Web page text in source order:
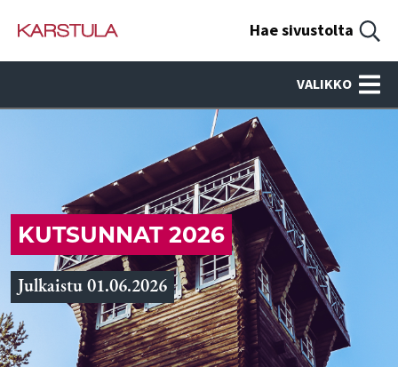
Hae sivustolta
VALIKKO
KUTSUNNAT 2026
Julkaistu 01.06.2026